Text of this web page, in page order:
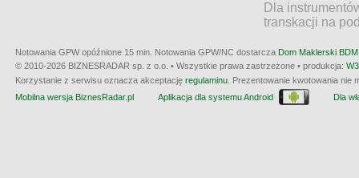
Dla
transkacji na
Notowania GPW opóźnione 15 min. Notowania GPW/NC dostarcza Dom Maklerski
© 2010-2026 BIZNESRADAR sp. z o.o. • Wszystkie prawa zastrzeżone • produkcja:
Korzystanie z serwisu oznacza akceptację regulaminu . Prezentowanie kwotowania
Mobilna wersja BiznesRadar.pl
Aplikacja dla systemu Android Dla